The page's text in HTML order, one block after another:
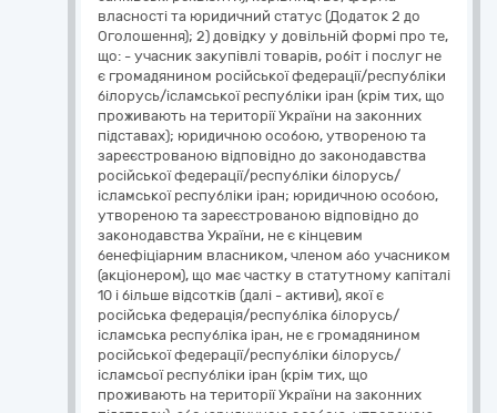
власності та юридичний статус (Додаток 2 до
Оголошення); 2) довідку у довільній формі про те,
що: - учасник закупівлі товарів, робіт і послуг не
є громадянином російської федерації/республіки
білорусь/ісламської республіки іран (крім тих, що
проживають на території України на законних
підставах); юридичною особою, утвореною та
зареєстрованою відповідно до законодавства
російської федерації/республіки білорусь/
ісламської республіки іран; юридичною особою,
утвореною та зареєстрованою відповідно до
законодавства України, не є кінцевим
бенефіціарним власником, членом або учасником
(акціонером), що має частку в статутному капіталі
10 і більше відсотків (далі - активи), якої є
російська федерація/республіка білорусь/
ісламська республіка іран, не є громадянином
російської федерації/республіки білорусь/
ісламсьої республіки іран (крім тих, що
проживають на території України на законних